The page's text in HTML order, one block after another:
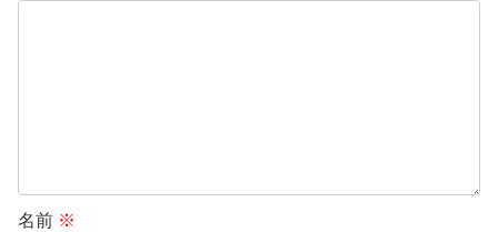
名前 ※